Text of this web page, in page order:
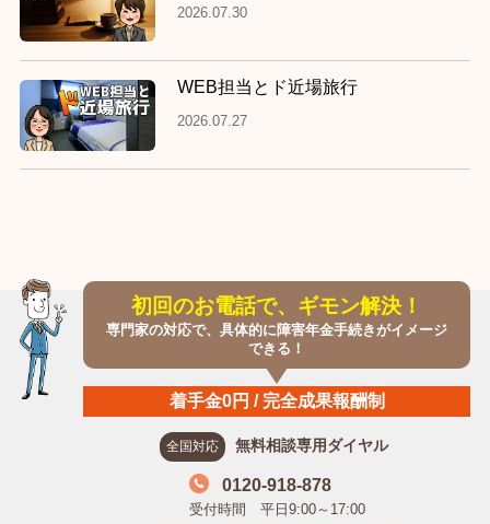
2026.07.30
WEB担当とド近場旅行
2026.07.27
初回のお電話で、ギモン解決！
専門家の対応で、具体的に障害年金手続きがイメージ
できる！
着手金0円 / 完全成果報酬制
全国対応 無料相談専用ダイヤル
0120-918-878
受付時間 平日9:00～17:00